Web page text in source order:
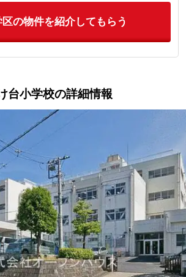
区の物件を紹介してもらう
台小学校の詳細情報